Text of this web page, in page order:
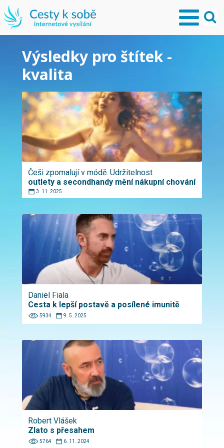
Výsledky pro štítek -
kvalita
Češi zpomalují v módě. Udržitelnost
outlety a secondhandy mění nákupní chování
3. 11. 2025
Daniel Fiala
Cesta k lepší postavě a posílené imunitě
5934 9. 5. 2025
Robert Vlášek
Zlato s přesahem
5764 6. 11. 2024